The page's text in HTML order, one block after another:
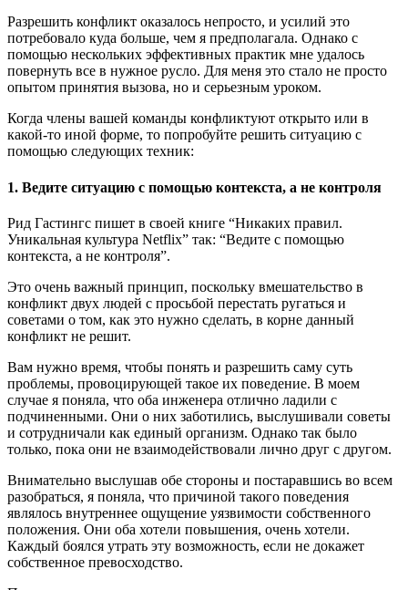
Разрешить конфликт оказалось непросто, и усилий это
потребовало куда больше, чем я предполагала. Однако с
помощью нескольких эффективных практик мне удалось
повернуть все в нужное русло. Для меня это стало не просто
опытом принятия вызова, но и серьезным уроком.
Когда члены вашей команды конфликтуют открыто или в
какой-то иной форме, то попробуйте решить ситуацию с
помощью следующих техник:
1. Ведите ситуацию с помощью контекста, а не контроля
Рид Гастингс пишет в своей книге “Никаких правил.
Уникальная культура Netflix” так: “Ведите с помощью
контекста, а не контроля”.
Это очень важный принцип, поскольку вмешательство в
конфликт двух людей с просьбой перестать ругаться и
советами о том, как это нужно сделать, в корне данный
конфликт не решит.
Вам нужно время, чтобы понять и разрешить саму суть
проблемы, провоцирующей такое их поведение. В моем
случае я поняла, что оба инженера отлично ладили с
подчиненными. Они о них заботились, выслушивали советы
и сотрудничали как единый организм. Однако так было
только, пока они не взаимодействовали лично друг с другом.
Внимательно выслушав обе стороны и постаравшись во всем
разобраться, я поняла, что причиной такого поведения
являлось внутреннее ощущение уязвимости собственного
положения. Они оба хотели повышения, очень хотели.
Каждый боялся утрать эту возможность, если не докажет
собственное превосходство.